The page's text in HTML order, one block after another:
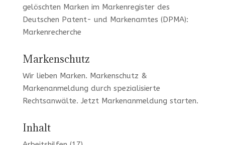
gelöschten Marken im Markenregister des
Deutschen Patent- und Markenamtes (DPMA):
Markenrecherche
Markenschutz
Wir lieben Marken. Markenschutz &
Markenanmeldung durch spezialisierte
Rechtsanwälte. Jetzt Markenanmeldung starten.
Inhalt